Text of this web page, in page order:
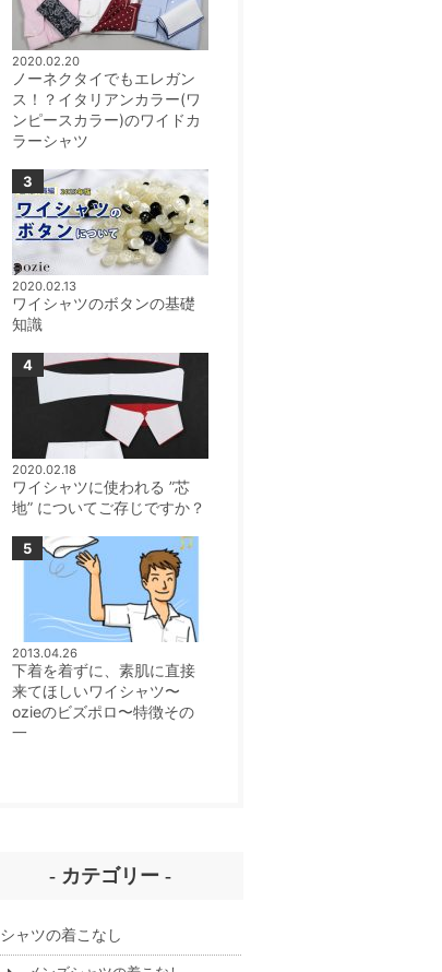
2020.02.20
ノーネクタイでもエレガン
ス！？イタリアンカラー(ワ
ンピースカラー)のワイドカ
ラーシャツ
2020.02.13
ワイシャツのボタンの基礎
知識
2020.02.18
ワイシャツに使われる ”芯
地” についてご存じですか？
2013.04.26
下着を着ずに、素肌に直接
来てほしいワイシャツ〜
ozieのビズポロ〜特徴その
一
- カテゴリー -
シャツの着こなし